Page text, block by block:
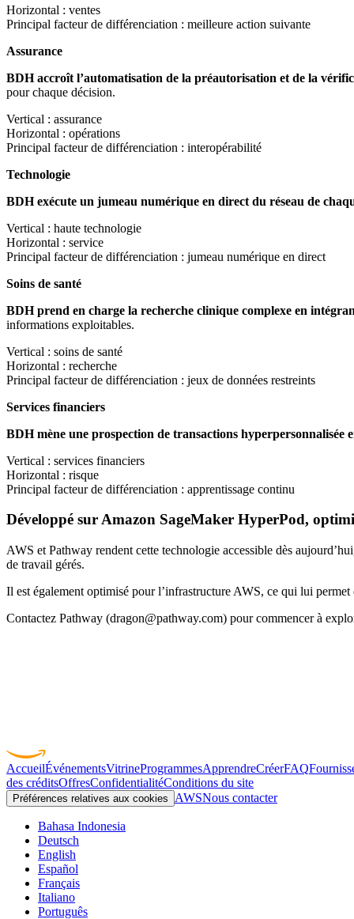
Horizontal : ventes
Principal facteur de différenciation : meilleure action suivante
Assurance
BDH accroît l’automatisation de la préautorisation et de la
pour chaque décision.
Vertical : assurance
Horizontal : opérations
Principal facteur de différenciation : interopérabilité
Technologie
BDH exécute un jumeau numérique en direct du réseau de
Vertical : haute technologie
Horizontal : service
Principal facteur de différenciation : jumeau numérique en direct
Soins de santé
BDH prend en charge la recherche clinique complexe en
informations exploitables.
Vertical : soins de santé
Horizontal : recherche
Principal facteur de différenciation : jeux de données restreints
Services financiers
BDH mène une prospection de transactions hyperpersonnalisée
Vertical : services financiers
Horizontal : risque
Principal facteur de différenciation : apprentissage continu
Développé sur Amazon SageMaker HyperPod,
AWS et Pathway rendent cette technologie accessible dès
de travail gérés.
Il est également optimisé pour l’infrastructure AWS, ce qui lui
Contactez Pathway (dragon@pathway.com) pour commencer à
AccueilÉvénementsVitrineProgrammesApprendreCréerFAQ
des créditsOffresConfidentialitéConditions du site
Préférences relatives aux cookies AWSNous contacter
Bahasa Indonesia
Deutsch
English
Español
Français
Italiano
Português